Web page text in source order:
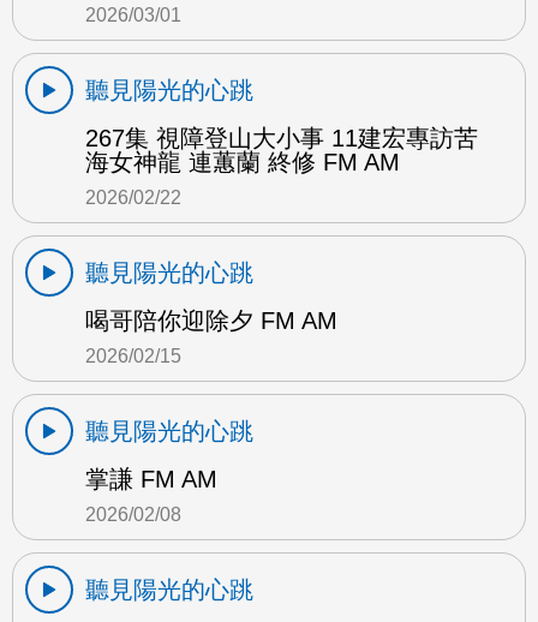
2026/03/01
聽見陽光的心跳
267集 視障登山大小事 11建宏專訪苦
海女神龍 連蕙蘭 終修 FM AM
2026/02/22
聽見陽光的心跳
喝哥陪你迎除夕 FM AM
2026/02/15
聽見陽光的心跳
掌謙 FM AM
2026/02/08
聽見陽光的心跳